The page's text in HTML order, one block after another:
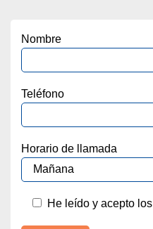
Nombre
Teléfono
Horario de llamada
He leído y acepto los